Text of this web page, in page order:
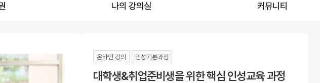
나의 강의실 커뮤니티
온라인 강의 인성기본과정
대학생&취업준비생을 위한 핵심 인성교육 과정